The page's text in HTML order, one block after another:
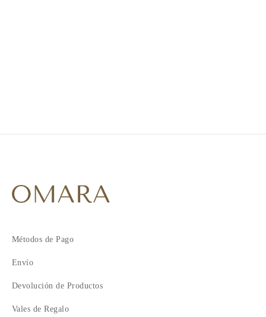
Métodos de Pago
Envío
Devolución de Productos
Vales de Regalo